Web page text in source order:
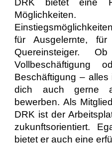
DRK bietet eine
für Ausgelernte, für
Quereinsteiger.
Vollbeschäftigung
Beschäftigung –
dich auch gerne
bewerben. Als
DRK ist der
zukunftsorientiert.
bietet er auch eine